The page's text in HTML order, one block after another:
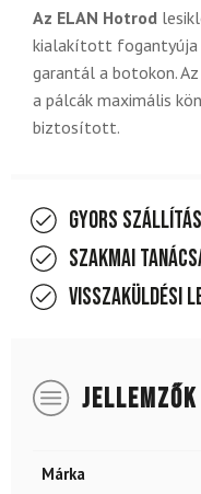
Az ELAN Hotrod
kialakított fogantyúja
garantál a botokon.
a pálcák maximális
biztosított.
Gyors szállítás
Szakmai
Visszaküldési
JELLEMZŐK
Márka